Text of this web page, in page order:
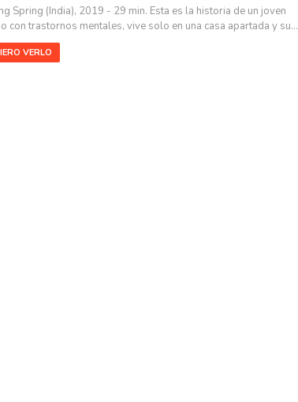
Spring (India), 2019 - 29 min. Esta es la historia de un joven
con trastornos mentales, vive solo en una casa apartada y su...
VERLO